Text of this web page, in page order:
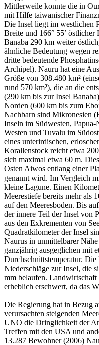
Mittlerweile konnte die in
mit Hilfe taiwanischer
Die Insel liegt im westlichen
Breite und 166° 55’
Banaba 290 km weiter
ähnliche Bedeutung wegen
dritte bedeutende
Archipel). Nauru hat eine
Größe von 308.480 km²
rund 570 km²), die an die
(290 km bis zur Insel
Norden (600 km bis zum
Nachbarn sind Mikronesien
Inseln im Südwesten,
Westen und Tuvalu im
eines unterirdischen,
Korallenstock reicht etwa
sich maximal etwa 60 m.
Osten Aiwos entlang einer
genannt wird. Im Vergleich
kleine Lagune. Einen
Meerestiefe bereits mehr als
auf den Meeresboden. Bis
der innere Teil der Insel von
aus den Exkrementen von
Quadratkilometer der Insel
Naurus in unmittelbarer
ganzjährig ausgeglichen mit
Durchschnittstemperatur. Die
Niederschläge zur Insel, die
mm belaufen.
erheblich erschwert, da das
Die Regierung hat in Bezug
verursachten steigenden
UNO die Dringlichkeit der
Treffen mit den USA und
13.287 Bewohner (2006)